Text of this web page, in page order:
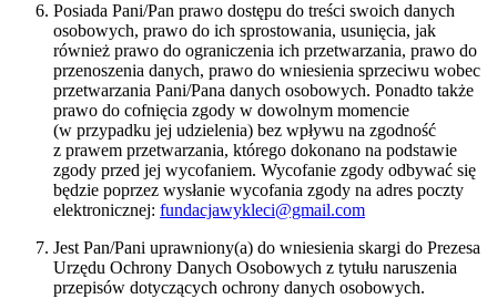
Posiada Pani/Pan prawo dostępu do treści swoich danych
osobowych, prawo do ich sprostowania, usunięcia, jak
również prawo do ograniczenia ich przetwarzania, prawo do
przenoszenia danych, prawo do wniesienia sprzeciwu wobec
przetwarzania Pani/Pana danych osobowych. Ponadto także
prawo do cofnięcia zgody w dowolnym momencie
(w przypadku jej udzielenia) bez wpływu na zgodność
z prawem przetwarzania, którego dokonano na podstawie
zgody przed jej wycofaniem. Wycofanie zgody odbywać się
będzie poprzez wysłanie wycofania zgody na adres poczty
elektronicznej: fundacjawykleci@gmail.com
Jest Pan/Pani uprawniony(a) do wniesienia skargi do Prezesa
Urzędu Ochrony Danych Osobowych z tytułu naruszenia
przepisów dotyczących ochrony danych osobowych.